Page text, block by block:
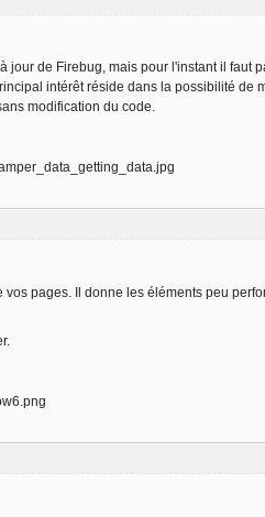
de Firebug, mais pour l'instant il faut
intérêt réside dans la possibilité de
modification du code.
pages. Il donne les éléments peu